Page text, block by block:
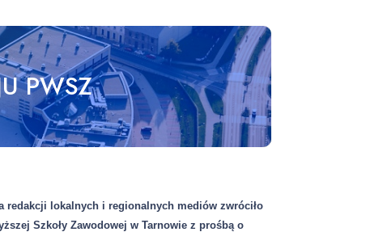
PWSZ
redakcji lokalnych i regionalnych mediów zwróciło
Szkoły Zawodowej w Tarnowie z prośbą o